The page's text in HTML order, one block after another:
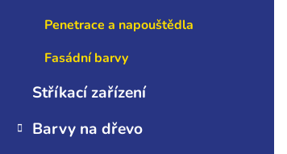
Penetrace a napouštědla
Fasádní barvy
Stříkací zařízení
Barvy na dřevo